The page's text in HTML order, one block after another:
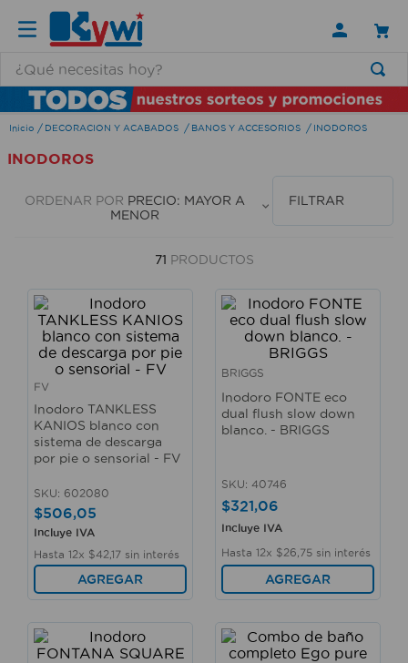
DECORACION Y ACABADOS BANOS Y ACCESORIOS INODOROS
INODOROS
ORDENAR POR PRECIO: MAYOR A
MENOR
FILTRAR
71 PRODUCTOS
FV
Inodoro TANKLESS
KANIOS blanco con
sistema de descarga
por pie o sensorial - FV
SKU: 602080
$506,05
Incluye IVA
Hasta 12x $4217 sin interés
AGREGAR
BRIGGS
Inodoro FONTE eco
dual flush slow down
blanco. - BRIGGS
SKU: 40746
$321,06
Incluye IVA
Hasta 12x $26 75 sin interés
AGREGAR
TÉRMINOS MÁS BUSCADOS
1.
lamparas
2.
ducha
.
silla
.
organizador
cerradura
taladro
aspiradora
sillas